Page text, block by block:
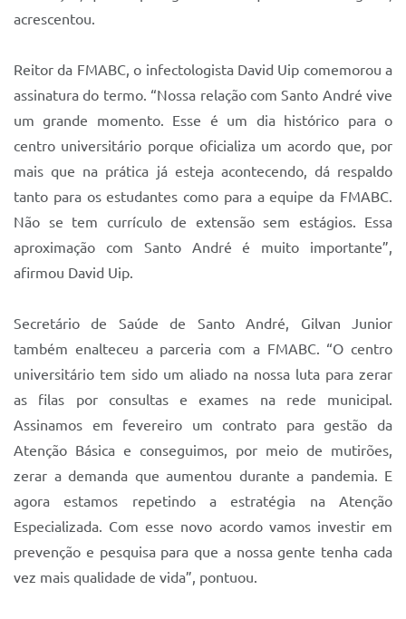
acrescentou.
Reitor da FMABC, o infectologista David Uip comemorou a
assinatura do termo. “Nossa relação com Santo André vive
um grande momento. Esse é um dia histórico para o
centro universitário porque oficializa um acordo que, por
mais que na prática já esteja acontecendo, dá respaldo
tanto para os estudantes como para a equipe da FMABC.
Não se tem currículo de extensão sem estágios. Essa
aproximação com Santo André é muito importante”,
afirmou David Uip.
Secretário de Saúde de Santo André, Gilvan Junior
também enalteceu a parceria com a FMABC. “O centro
universitário tem sido um aliado na nossa luta para zerar
as filas por consultas e exames na rede municipal.
Assinamos em fevereiro um contrato para gestão da
Atenção Básica e conseguimos, por meio de mutirões,
zerar a demanda que aumentou durante a pandemia. E
agora estamos repetindo a estratégia na Atenção
Especializada. Com esse novo acordo vamos investir em
prevenção e pesquisa para que a nossa gente tenha cada
vez mais qualidade de vida”, pontuou.